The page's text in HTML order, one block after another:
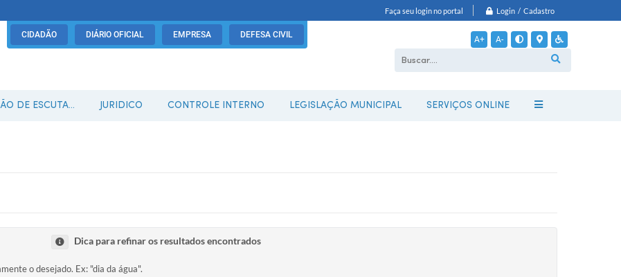
Faça seu login no portal Login / Cadastro
CIDADÃO DIÁRIO OFICIAL EMPRESA DEFESA CIVIL A+ A-
DE ESCUTA... JURIDICO CONTROLE INTERNO LEGISLAÇÃO MUNICIPAL SERVIÇOS ONLINE
Dica para refinar os resultados encontrados
o desejado. Ex: "dia da água".